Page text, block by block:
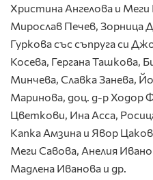
Христина Ангелова и
Мирослав Печев, Зорница
Гуркова със съпруга си
Косева, Гергана Ташкова,
Минчева, Славка Занева,
Маринова, доц. д-р Ходор
Цветкови, Ина Асса,
Капка Амзина и Явор
Меги Савова, Анелия
Мадлена Иванова и др.